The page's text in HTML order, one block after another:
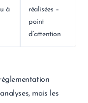
à
réalisées –
point
d’attention
mais les